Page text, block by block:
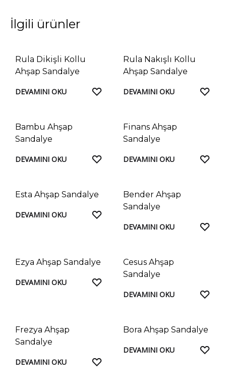
İlgili ürünler
Rula Dikişli Kollu
Ahşap Sandalye
DEVAMINI OKU
FAVORILERE
Rula Nakışlı Kollu
Ahşap Sandalye
DEVAMINI OKU
Bambu Ahşap
Sandalye
DEVAMINI OKU
FAVORILERE
Finans Ahşap
Sandalye
DEVAMINI OKU
Esta Ahşap Sandalye
DEVAMINI OKU
Bender Ahşap
Sandalye
DEVAMINI OKU
Ezya Ahşap Sandalye
DEVAMINI OKU
Cesus Ahşap
Sandalye
DEVAMINI OKU
Frezya Ahşap
Sandalye
DEVAMINI OKU
Bora Ahşap Sandalye
DEVAMINI OKU